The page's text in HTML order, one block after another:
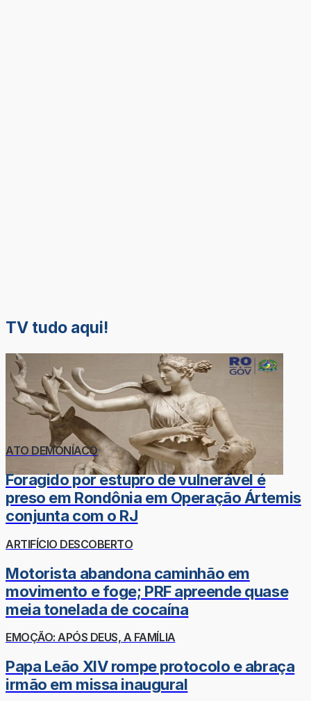
TV tudo aqui!
ATO DEMONÍACO
Foragido por estupro de vulnerável é
preso em Rondônia em Operação Ártemis
conjunta com o RJ
ARTIFÍCIO DESCOBERTO
Motorista abandona caminhão em
movimento e foge; PRF apreende quase
meia tonelada de cocaína
EMOÇÃO: APÓS DEUS, A FAMÍLIA
Papa Leão XIV rompe protocolo e abraça
irmão em missa inaugural